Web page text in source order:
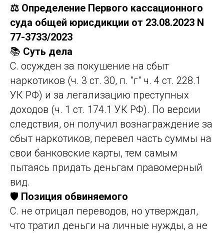
⚖️ Определение Первого кассационного
суда общей юрисдикции от 23.08.2023 N
77-3733/2023
📚 Суть дела
С. осужден за покушение на сбыт
наркотиков (ч. 3 ст. 30, п. "г" ч. 4 ст. 228.1
УК РФ) и за легализацию преступных
доходов (ч. 1 ст. 174.1 УК РФ). По версии
следствия, он получил вознаграждение за
сбыт наркотиков, перевел часть суммы на
свои банковские карты, тем самым
пытаясь придать деньгам правомерный
вид.
🛡️ Позиция обвиняемого
С. не отрицал переводов, но утверждал,
что тратил деньги на личные нужды, а не